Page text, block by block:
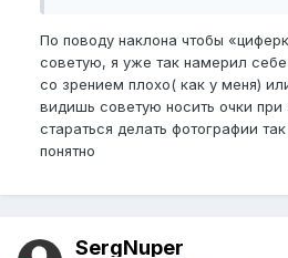
Возраст 30
Рост 192
Вес 87
Bpel - 16.5
По поводу наклона чтобы
советую, я уже так намерил
со зрением плохо( как у меня)
видишь советую носить очки
стараться делать фотографии
понятно
SergNuper